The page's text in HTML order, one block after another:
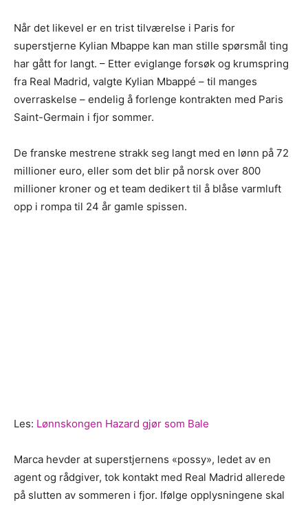
Når det likevel er en trist tilværelse i Paris for
superstjerne Kylian Mbappe kan man stille spørsmål ting
har gått for langt. – Etter eviglange forsøk og krumspring
fra Real Madrid, valgte Kylian Mbappé – til manges
overraskelse – endelig å forlenge kontrakten med Paris
Saint-Germain i fjor sommer.
De franske mestrene strakk seg langt med en lønn på 72
millioner euro, eller som det blir på norsk over 800
millioner kroner og et team dedikert til å blåse varmluft
opp i rompa til 24 år gamle spissen.
Les: Lønnskongen Hazard gjør som Bale
Marca hevder at superstjernens «possy», ledet av en
agent og rådgiver, tok kontakt med Real Madrid allerede
på slutten av sommeren i fjor. Ifølge opplysningene skal